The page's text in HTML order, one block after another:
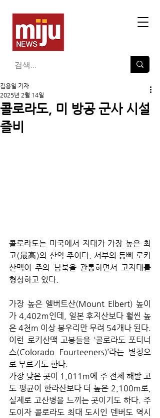
콜로라도, 미 방공 군사 시설
즐비
김용일 기자
2025년 2월 14일
콜로라도는 미국에서 지대가 가장 높은 최
고(最高)의 산악 주이다. 서부의 등뼈 로키
산맥이 주의 남북을 관통하면서 고지대를
형성하고 있다.
가장 높은 엘버트산(Mount Elbert) 높이
가 4,402m인데, 일본 후지산보다 훨씬 높
은 4천m 이상 봉우리만 무려 54개나 된다.
이런 로키산맥 고봉들을 ‘콜로라도 포티너
스(Colorado Fourteeners)’라는 별칭으
로 부르기도 한다.
가장 낮은 곳이 1,011m에 주 전체 해발 고
도 평균이 한라산보다 더 높은 2,100m로,
실제로 고산병을 느끼는 곳이기도 하다. 주
도이자 콜로라도 최대 도시인 덴버도 역시